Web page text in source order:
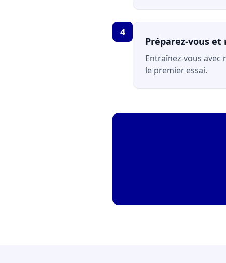
4
Préparez-vous et
Entraînez-vous avec
le premier essai.